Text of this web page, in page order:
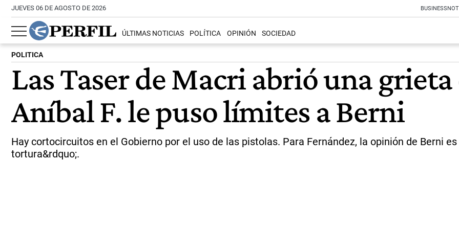
JUEVES 06 DE AGOSTO DE 2026 BUSINESS
ÚLTIMAS NOTICIAS POLÍTICA OPINIÓN SOCIEDAD
POLITICA
Las Taser de Macri abrió una
Aníbal F. le puso límites a Berni
Hay cortocircuitos en el Gobierno por el uso de las pistolas. Para Fernández, la opinión de Berni
tortura&rdquo;.